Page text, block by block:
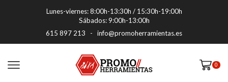
Lunes-viernes: 8:00h-13:30h / 15:30h-19:00h
Sábados: 9:00h-13:00h
615 897 213 - info@promoherramientas.es
0